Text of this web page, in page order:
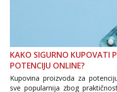
KAKO SIGURNO KUPOVATI
POTENCIJU ONLINE?
Kupovina proizvoda za
sve popularnija zbog